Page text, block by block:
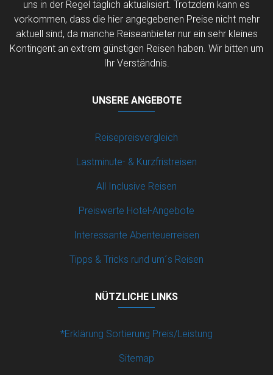
uns in der Regel täglich aktualisiert. Trotzdem kann es
vorkommen, dass die hier angegebenen Preise nicht mehr
aktuell sind, da manche Reiseanbieter nur ein sehr kleines
Kontingent an extrem günstigen Reisen haben. Wir bitten um
Ihr Verständnis.
UNSERE ANGEBOTE
Reisepreisvergleich
Lastminute- & Kurzfristreisen
All Inclusive Reisen
Preiswerte Hotel-Angebote
Interessante Abenteuerreisen
Tipps & Tricks rund um´s Reisen
NÜTZLICHE LINKS
*Erklärung Sortierung Preis/Leistung
Sitemap